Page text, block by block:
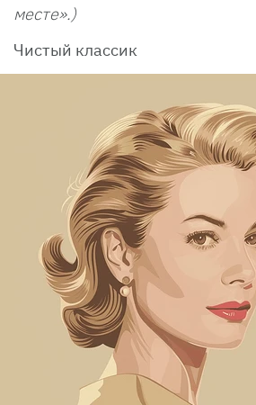
месте».)
Чистый классик